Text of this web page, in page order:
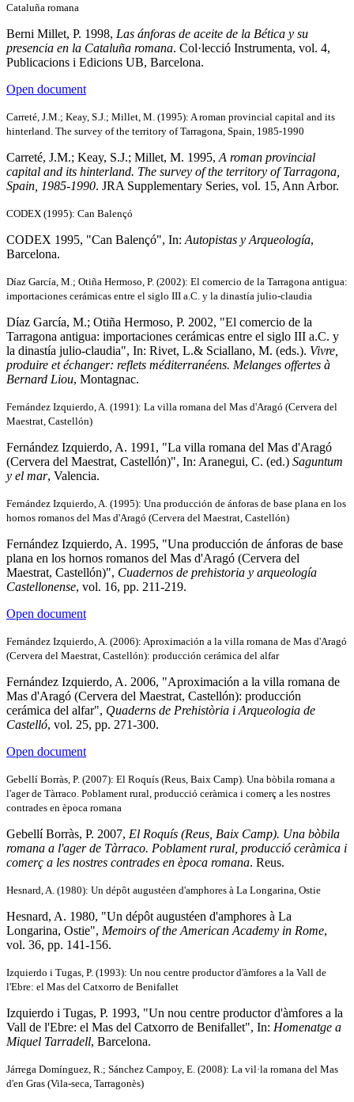
Cataluña romana
Berni Millet, P. 1998, Las ánforas de aceite de la Bética y su
presencia en la Cataluña romana. Col·lecció Instrumenta, vol. 4,
Publicacions i Edicions UB, Barcelona.
Open document
Carreté, J.M.; Keay, S.J.; Millet, M. (1995): A roman provincial capital and its
hinterland. The survey of the territory of Tarragona, Spain, 1985-1990
Carreté, J.M.; Keay, S.J.; Millet, M. 1995, A roman provincial
capital and its hinterland. The survey of the territory of Tarragona,
Spain, 1985-1990. JRA Supplementary Series, vol. 15, Ann Arbor.
CODEX (1995): Can Balençó
CODEX 1995, "Can Balençó", In: Autopistas y Arqueología,
Barcelona.
Díaz García, M.; Otiña Hermoso, P. (2002): El comercio de la Tarragona antigua:
importaciones cerámicas entre el siglo III a.C. y la dinastía julio-claudia
Díaz García, M.; Otiña Hermoso, P. 2002, "El comercio de la
Tarragona antigua: importaciones cerámicas entre el siglo III a.C. y
la dinastía julio-claudia", In: Rivet, L.& Sciallano, M. (eds.). Vivre,
produire et échanger: reflets méditerranéens. Melanges offertes à
Bernard Liou, Montagnac.
Fernández Izquierdo, A. (1991): La villa romana del Mas d'Aragó (Cervera del
Maestrat, Castellón)
Fernández Izquierdo, A. 1991, "La villa romana del Mas d'Aragó
(Cervera del Maestrat, Castellón)", In: Aranegui, C. (ed.) Saguntum
y el mar, Valencia.
Fernández Izquierdo, A. (1995): Una producción de ánforas de base plana en los
hornos romanos del Mas d'Aragó (Cervera del Maestrat, Castellón)
Fernández Izquierdo, A. 1995, "Una producción de ánforas de base
plana en los hornos romanos del Mas d'Aragó (Cervera del
Maestrat, Castellón)", Cuadernos de prehistoria y arqueología
Castellonense, vol. 16, pp. 211-219.
Open document
Fernández Izquierdo, A. (2006): Aproximación a la villa romana de Mas d'Aragó
(Cervera del Maestrat, Castellón): producción cerámica del alfar
Fernández Izquierdo, A. 2006, "Aproximación a la villa romana de
Mas d'Aragó (Cervera del Maestrat, Castellón): producción
cerámica del alfar", Quaderns de Prehistòria i Arqueologia de
Castelló, vol. 25, pp. 271-300.
Open document
Gebellí Borràs, P. (2007): El Roquís (Reus, Baix Camp). Una bòbila romana a
l'ager de Tàrraco. Poblament rural, producció ceràmica i comerç a les nostres
contrades en època romana
Gebellí Borràs, P. 2007, El Roquís (Reus, Baix Camp). Una bòbila
romana a l'ager de Tàrraco. Poblament rural, producció ceràmica i
comerç a les nostres contrades en època romana. Reus.
Hesnard, A. (1980): Un dépôt augustéen d'amphores à La Longarina, Ostie
Hesnard, A. 1980, "Un dépôt augustéen d'amphores à La
Longarina, Ostie", Memoirs of the American Academy in Rome,
vol. 36, pp. 141-156.
Izquierdo i Tugas, P. (1993): Un nou centre productor d'àmfores a la Vall de
l'Ebre: el Mas del Catxorro de Benifallet
Izquierdo i Tugas, P. 1993, "Un nou centre productor d'àmfores a la
Vall de l'Ebre: el Mas del Catxorro de Benifallet", In: Homenatge a
Miquel Tarradell, Barcelona.
Járrega Domínguez, R.; Sánchez Campoy, E. (2008): La vil·la romana del Mas
d'en Gras (Vila-seca, Tarragonès)